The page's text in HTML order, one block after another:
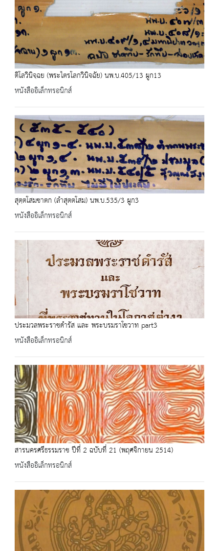
ติโลวินิจฺฉย (พระไตรโลกวินิจฉัย) นพ.บ.405/13 ผูก13
หนังสืออิเล็กทรอนิกส์
สุตฺตโสมชาตก (ลำสุตตโสม) นพ.บ.535/3 ผูก3
หนังสืออิเล็กทรอนิกส์
ประมวลพระราชดำรัส และ พระบรมราโชวาท part3
หนังสืออิเล็กทรอนิกส์
สารนครศรีธรรมราช ปีที่ 2 ฉบับที่ 21 (พฤศจิกายน 2514)
หนังสืออิเล็กทรอนิกส์